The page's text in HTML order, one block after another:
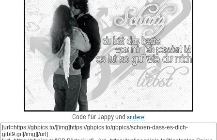
Code für Jappy und andere: